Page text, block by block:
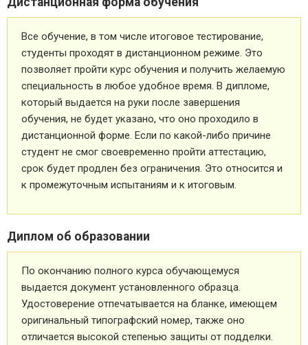
Все обучение, в том числе итоговое тестирование,
студенты проходят в дистанционном режиме. Это
позволяет пройти курс обучения и получить желаемую
специальность в любое удобное время. В дипломе,
который выдается на руки после завершения
обучения, не будет указано, что оно проходило в
дистанционной форме. Если по какой-либо причине
студент не смог своевременно пройти аттестацию,
срок будет продлен без ограничения. Это относится и
к промежуточным испытаниям и к итоговым.
Диплом об образовании
По окончанию полного курса обучающемуся
выдается документ установленного образца.
Удостоверение отпечатывается на бланке, имеющем
оригинальный типографский номер, также оно
отличается высокой степенью защиты от подделки.